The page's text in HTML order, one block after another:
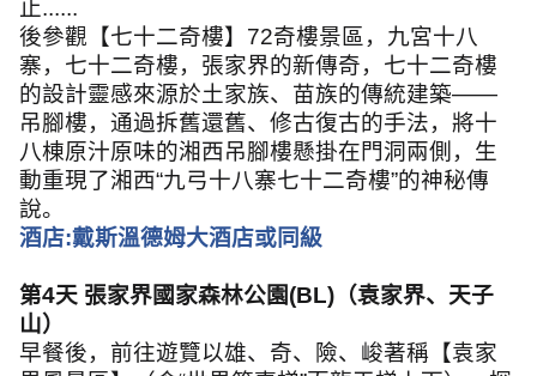
止......
後參觀【七十二奇樓】 72奇樓景區，九宮十八
寨，七十二奇樓，張家界的新傳奇，七十二奇樓
的設計靈感來源於土家族、苗族的傳統建築——
吊腳樓，通過拆舊還舊、修古復古的手法，將十
八棟原汁原味的湘西吊腳樓懸掛在門洞兩側，生
動重現了湘西“九弓十八寨七十二奇樓”的神秘傳
說。
酒店:戴斯溫德姆大酒店或同級
第4天 張家界國家森林公園(BL) （袁家界、天子
山）
早餐後，前往遊覽以雄、奇、險、峻著稱【袁家